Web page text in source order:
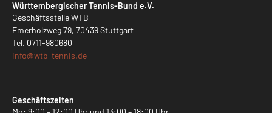
Württembergischer Tennis-Bund e.V.
Geschäftsstelle WTB
Emerholzweg 79, 70439 Stuttgart
Tel. 0711-980680
info@wtb-tennis.de
Geschäftszeiten